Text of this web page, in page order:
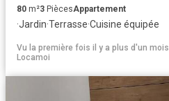
80 m²3 PiècesAppartement
·Jardin·Terrasse·Cuisine équipée
Vu la première fois il y a plus d'un mois
Locamoi